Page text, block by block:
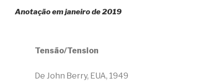
Anotação em janeiro de 2019
Tensão/Tension
De John Berry, EUA, 1949